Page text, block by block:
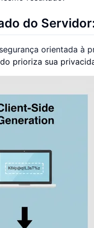
do
orientada à
prioriza sua